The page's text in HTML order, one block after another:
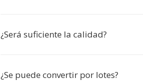
¿Será suficiente la calidad?
¿Se puede convertir por lotes?